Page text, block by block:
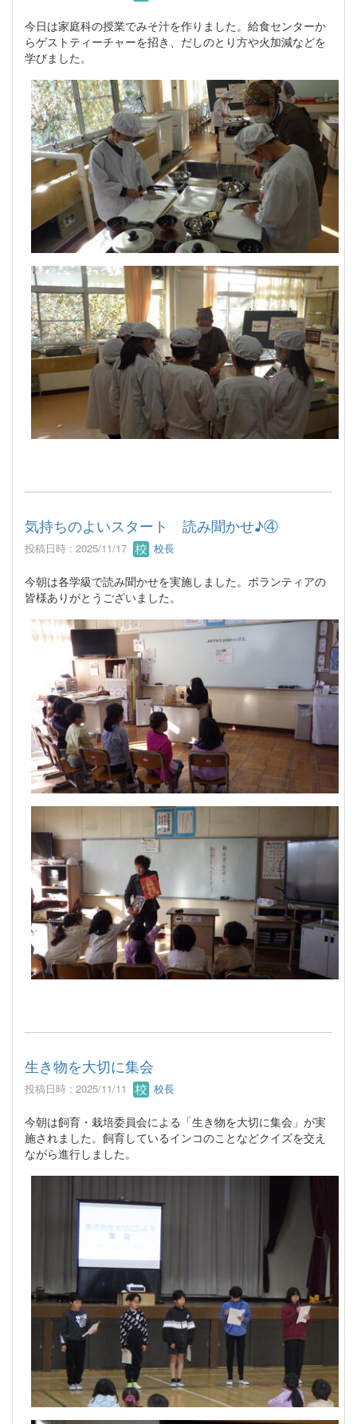
今日は家庭科の授業でみそ汁を作りました。給食センターか
らゲストティーチャーを招き、だしのとり方や火加減などを
学びました。
気持ちのよいスタート 読み聞かせ♪④
投稿日時 : 2025/11/17 校長
今朝は各学級で読み聞かせを実施しました。ボランティアの
皆様ありがとうございました。
生き物を大切に集会
投稿日時 : 2025/11/11 校長
今朝は飼育・栽培委員会による「生き物を大切に集会」が実
施されました。飼育しているインコのことなどクイズを交え
ながら進行しました。